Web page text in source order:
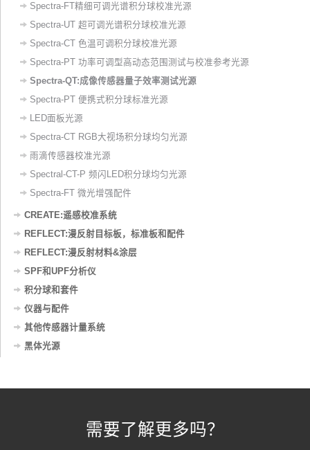
Spectra-FT精细可调光谱积分球校准光源
Spectra-UT 超可调光谱积分球校准光源
Spectra-CT 色温可调积分球校准光源
Spectra-PT 功率可调型高动态范围测试与校准参考光源
Spectra-QT:成像传感器量子效率测试光源
Spectra-PT 便携式积分球标准光源
LED面板光源
Spectra-CT RGB大视场积分球均匀光源
雨滴传感器校准光源
Spectral-CT-P 频闪LED积分球均匀光源
Spectra-FT 微光增强配件
CREATE:遥感校准系统
REFLECT:漫反射目标板，标准板和配件
REFLECT:漫反射材料&涂层
SPF和UPF分析仪
积分球和套件
仪器与配件
其他传感器计量系统
黑体光源
需要了解更多吗？